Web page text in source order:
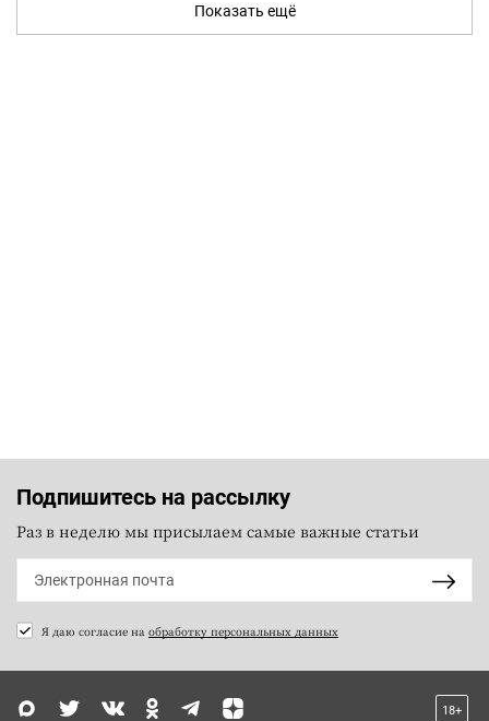
Показать ещё
Подпишитесь на рассылку
Раз в неделю мы присылаем самые важные статьи
Я даю согласие на обработку персональных данных
18+